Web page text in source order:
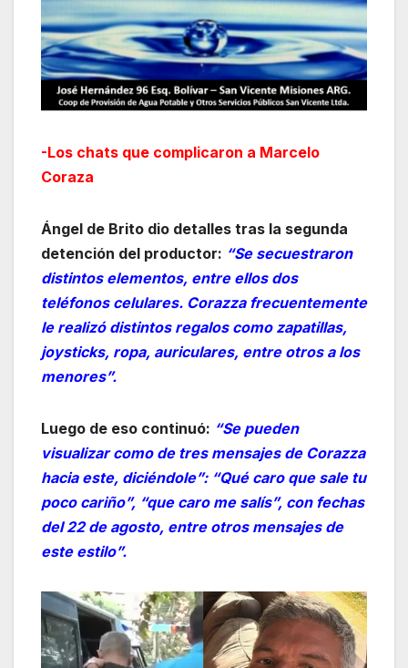
-Los chats que complicaron a Marcelo
Coraza
Ángel de Brito dio detalles tras la segunda
detención del productor: “Se secuestraron
distintos elementos, entre ellos dos
teléfonos celulares. Corazza frecuentemente
le realizó distintos regalos como zapatillas,
joysticks, ropa, auriculares, entre otros a los
menores”.
Luego de eso continuó: “Se pueden
visualizar como de tres mensajes de Corazza
hacia este, diciéndole”: “Qué caro que sale tu
poco cariño”, “que caro me salís”, con fechas
del 22 de agosto, entre otros mensajes de
este estilo”.